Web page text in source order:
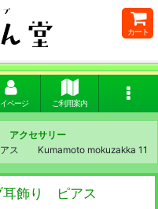
カート
ページ ご利用案内
アクセサリー
ス Kumamoto mokuzakka 11
耳飾り ピアス